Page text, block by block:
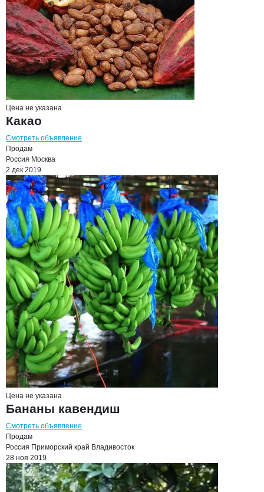
Цена не указана
Какао
Смотреть объявление
Продам
Россия Москва
2 дек 2019
Цена не указана
Бананы кавендиш
Смотреть объявление
Продам
Россия Приморский край Владивосток
28 ноя 2019